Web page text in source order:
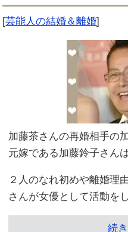
[芸能人の結婚＆離婚]
加藤茶さんの再婚相手の
元嫁である加藤鈴子さん
２人のなれ初めや離婚理
さんが女優として活動を
続